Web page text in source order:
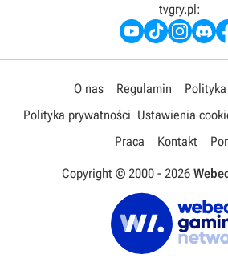
tvgry.pl:
O nas Regulamin
Polityka prywatności Ustawienia
Praca
Kontakt
Copyright © 2000 - 2026